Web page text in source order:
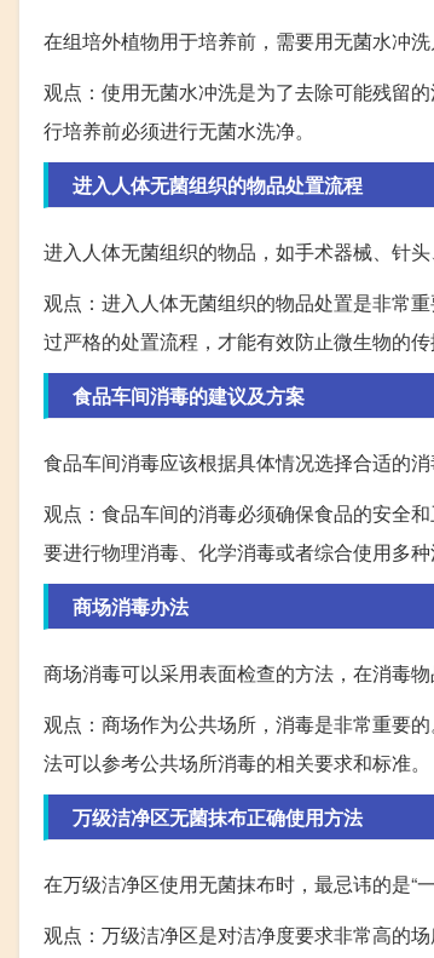
在组培外植物用于培养前，需要用无菌水冲洗
观点：使用无菌水冲洗是为了去除可能残留
行培养前必须进行无菌水洗净。
进入人体无菌组织的物品处置流程
进入人体无菌组织的物品，如手术器械、针
观点：进入人体无菌组织的物品处置是非常
过严格的处置流程，才能有效防止微生物的传
食品车间消毒的建议及方案
食品车间消毒应该根据具体情况选择合适的
观点：食品车间的消毒必须确保食品的安全
要进行物理消毒、化学消毒或者综合使用多
商场消毒办法
商场消毒可以采用表面检查的方法，在消毒
观点：商场作为公共场所，消毒是非常重要
法可以参考公共场所消毒的相关要求和标准。
万级洁净区无菌抹布正确使用方法
在万级洁净区使用无菌抹布时，最忌讳的是“
观点：万级洁净区是对洁净度要求非常高的